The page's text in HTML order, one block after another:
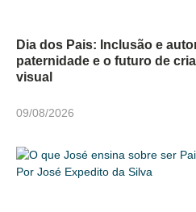
Dia dos Pais: Inclusão e
paternidade e o futuro de
visual
09/08/2026